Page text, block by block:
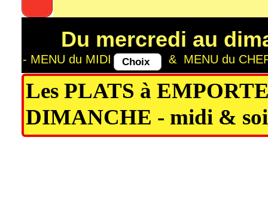
Choix
Du mercredi au
- MENU du MIDI & MENU du CHEF
Les PLATS à
DIMANCHE - midi &